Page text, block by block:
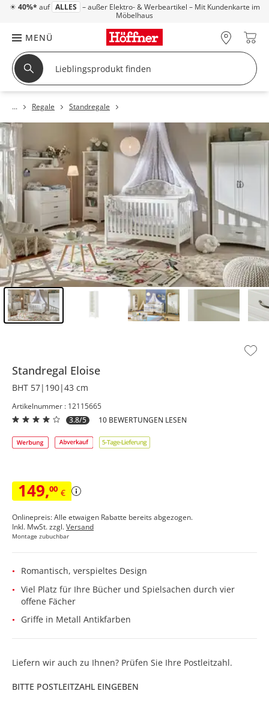
☀ 40%* auf ALLES – außer Elektro- & Werbeartikel – Mit Kundenkarte im
Möbelhaus
MENÜ
Regale Standregale
Standregal Eloise
BHT 57|190|43 cm
Artikelnummer : 12115665
3.8/5
10 BEWERTUNGEN LESEN
149,00 €
Onlinepreis: Alle etwaigen Rabatte bereits abgezogen.
Inkl. MwSt. zzgl.Versand
Montage zubuchbar
Romantisch, verspieltes Design
Viel Platz für Ihre Bücher und Spielsachen durch vier
offene Fächer
Griffe in Metall Antikfarben
Liefern wir auch zu Ihnen? Prüfen Sie Ihre Postleitzahl.
BITTE POSTLEITZAHL EINGEBEN